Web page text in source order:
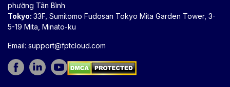
phường Tân Bình
Tokyo: 33F, Sumitomo Fudosan Tokyo Mita Garden Tower, 3-
5-19 Mita, Minato-ku
Email: support@fptcloud.com